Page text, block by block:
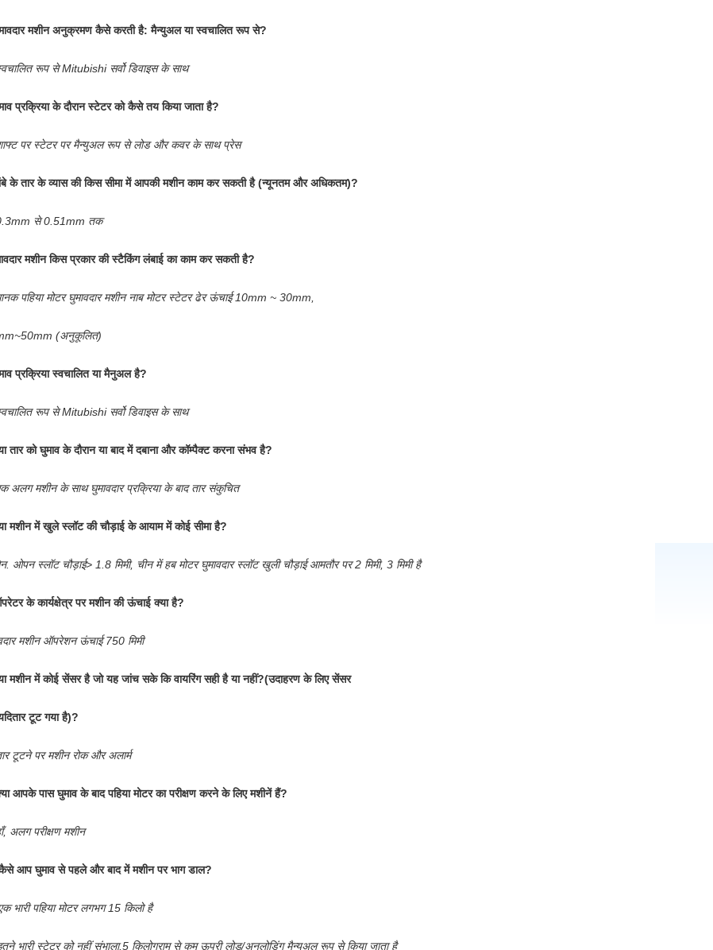
मशीन अनुक्रमण कैसे करती है: मैन्युअल या स्वचालित रूप से?
रूप से Mitubishi सर्वो डिवाइस के साथ
प्रक्रिया के दौरान स्टेटर को कैसे तय किया जाता है?
पर स्टेटर पर मैन्युअल रूप से लोड और कवर के साथ प्रेस
के तार के व्यास की किस सीमा में आपकी मशीन काम कर सकती है (न्यूनतम और अधिकतम)?
से 0.51mm तक
मशीन किस प्रकार की स्टैकिंग लंबाई का काम कर सकती है?
पहिया मोटर घुमावदार मशीन नाब मोटर स्टेटर ढेर ऊंचाई 10mm ~ 30mm,
(अनुकूलित)
प्रक्रिया स्वचालित या मैनुअल है?
रूप से Mitubishi सर्वो डिवाइस के साथ
तार को घुमाव के दौरान या बाद में दबाना और कॉम्पैक्ट करना संभव है?
अलग मशीन के साथ घुमावदार प्रक्रिया के बाद तार संकुचित
मशीन में खुले स्लॉट की चौड़ाई के आयाम में कोई सीमा है?
ओपन स्लॉट चौड़ाई> 1.8 मिमी, चीन में हब मोटर घुमावदार स्लॉट खुली चौड़ाई आमतौर पर 2 मिमी, 3 मिमी है
के कार्यक्षेत्र पर मशीन की ऊंचाई क्या है?
मशीन ऑपरेशन ऊंचाई 750 मिमी
मशीन में कोई सेंसर है जो यह जांच सके कि वायरिंग सही है या नहीं?(उदाहरण के लिए सेंसर
तार टूट गया है)?
टूटने पर मशीन रोक और अलार्म
आपके पास घुमाव के बाद पहिया मोटर का परीक्षण करने के लिए मशीनें हैं?
अलग परीक्षण मशीन
आप घुमाव से पहले और बाद में मशीन पर भाग डाल?
भारी पहिया मोटर लगभग 15 किलो है
भारी स्टेटर को नहीं संभाला,5 किलोग्राम से कम ऊपरी लोड/अनलोडिंग मैन्युअल रूप से किया जाता है